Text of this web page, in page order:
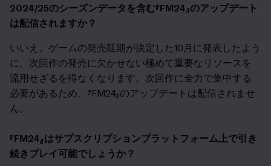
2024/25のシーズンデータを含む『FM24』のアップデート
は配信されますか？
いいえ。ゲームの発売延期が決定した10月に発表したよう
に、次回作の発売に欠かせない極めて重要なリソースを
流用せざるを得なくなります。次回作に全力で集中する
必要があるため、『FM24』のアップデートは配信されませ
ん。
『FM24』はサプスクリプションプラットフォーム上で引き
続きプレイ可能でしょうか？